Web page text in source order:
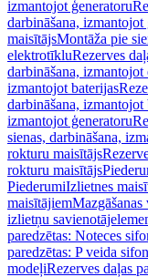
izmantojot ģeneratoru
darbināšana, izmantojot
maisītājsMontāža pie
elektrotīkluRezerves
darbināšana,
izmantojot baterijas
darbināšana, izmantojot
izmantojot ģeneratoru
sienas, darbināšana,
rokturu maisītājs
rokturu maisītājs
PiederumiIzlietnes
maisītājiem
izlietņu
paredzētas: Noteces
paredzētas: P veida
modeļiRezerves daļas